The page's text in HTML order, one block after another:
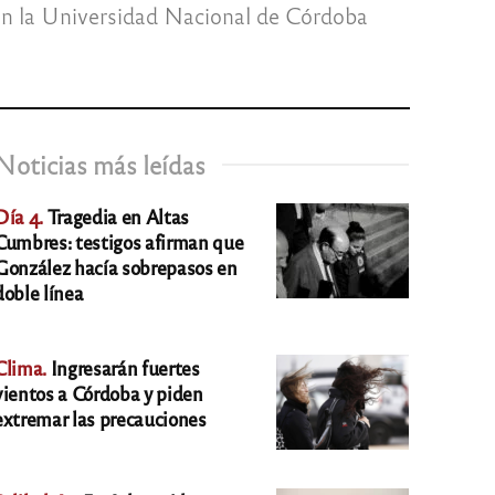
la Universidad Nacional de Córdoba
más leídas
4.Tragedia en Altas
testigos afirman que
hacía sobrepasos en
línea
Ingresarán fuertes
a Córdoba y piden
las precauciones